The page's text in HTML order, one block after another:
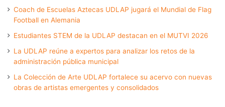
Coach de Escuelas Aztecas UDLAP jugará el Mundial de Flag
Football en Alemania
Estudiantes STEM de la UDLAP destacan en el MUTVI 2026
La UDLAP reúne a expertos para analizar los retos de la
administración pública municipal
La Colección de Arte UDLAP fortalece su acervo con nuevas
obras de artistas emergentes y consolidados